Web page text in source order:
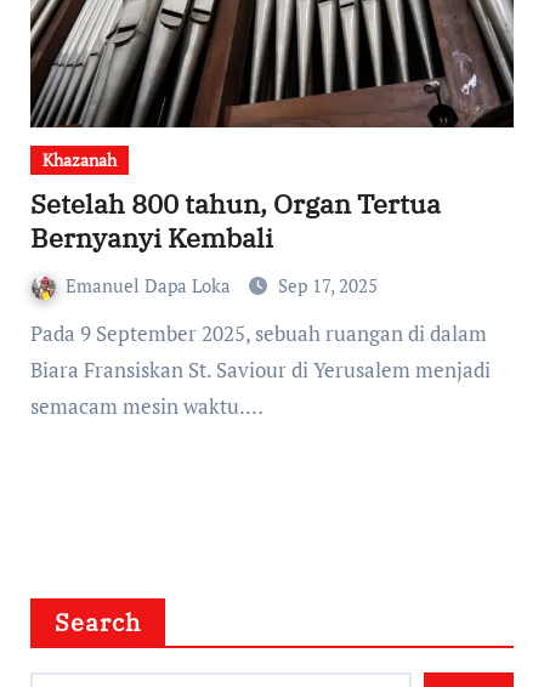
Khazanah
Setelah 800 tahun, Organ Tertua
Bernyanyi Kembali
Emanuel Dapa Loka Sep 17, 2025
Pada 9 September 2025, sebuah ruangan di dalam
Biara Fransiskan St. Saviour di Yerusalem menjadi
semacam mesin waktu.…
Search